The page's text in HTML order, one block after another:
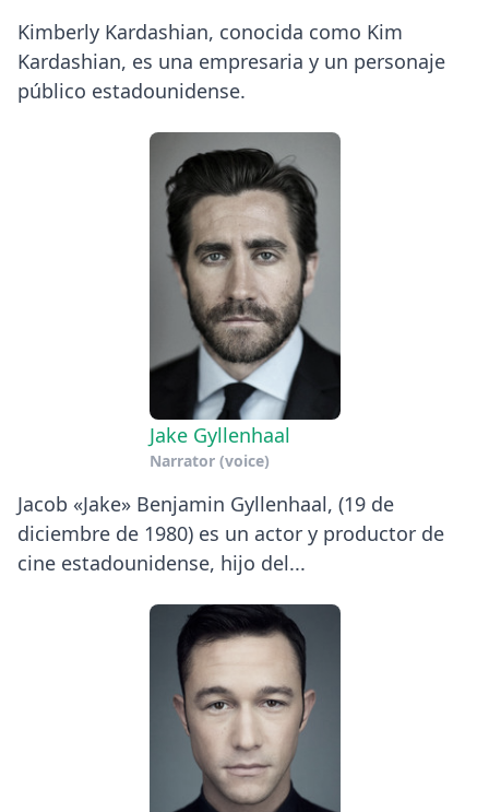
Kimberly Kardashian, conocida como Kim
Kardashian, es una empresaria y un personaje
público estadounidense.
Jake Gyllenhaal
Narrator (voice)
Jacob «Jake» Benjamin Gyllenhaal, (19 de
diciembre de 1980) es un actor y productor de
cine estadounidense, hijo del...